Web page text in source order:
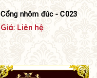
Cổng nhôm đúc - C023
Giá: Liên hệ